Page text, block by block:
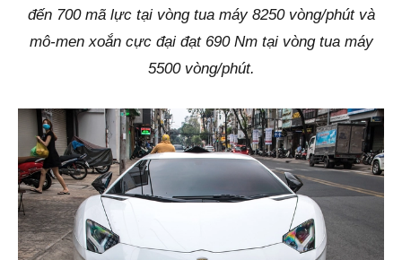
đến 700 mã lực tại vòng tua máy 8250 vòng/phút và
mô-men xoắn cực đại đạt 690 Nm tại vòng tua máy
5500 vòng/phút.